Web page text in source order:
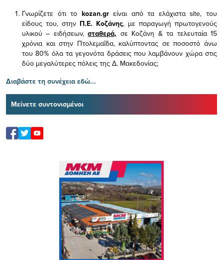
Γνωρίζετε ότι το kozan.gr είναι από τα ελάχισταsite, του
είδους του, στην Π.Ε. Κοζάνης, με παραγωγή πρωτογενούς
υλικού – ειδήσεων,σταθερά, σε Κοζάνη & τα τελευταία 15
χρόνια και στην Πτολεμαΐδα, καλύπτοντας σε ποσοστό άνω
του 80% όλα τα γεγονότα δράσεις που λαμβάνουν χώρα στις
δύο μεγαλύτερες πόλεις της Δ. Μακεδονίας;
Διαβάστε τη συνέχεια εδώ...
Μείνετε συντονισμένοι